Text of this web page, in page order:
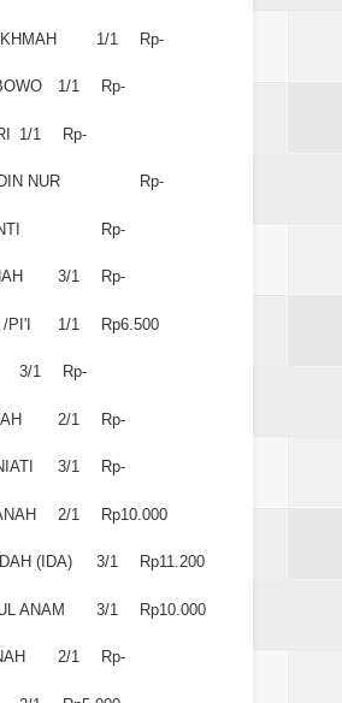
1/1 Rp-
1/1 Rp-
1/1 Rp-
NUR Rp-
Rp-
3/1 Rp-
PI'I 1/1 Rp6.500
3/1 Rp-
2/1 Rp-
3/1 Rp-
2/1 Rp10.000
(IDA) 3/1 Rp11.200
ANAM 3/1 Rp10.000
2/1 Rp-